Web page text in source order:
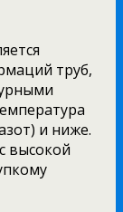
труб,
и ниже.
высокой